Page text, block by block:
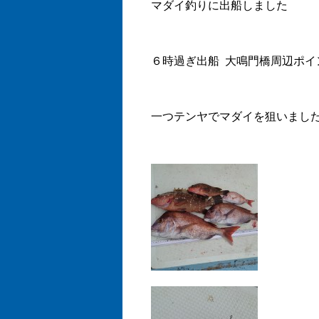
マダイ釣りに出船しました
６時過ぎ出船 大鳴門橋周辺ポイ
一つテンヤでマダイを狙いまし